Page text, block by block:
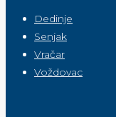
Dedinje
Senjak
Vračar
Voždovac